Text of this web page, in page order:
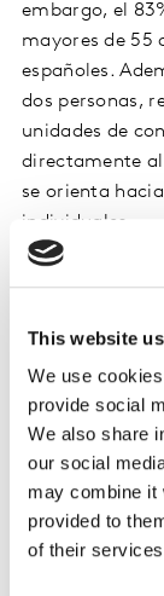
This website
We use
provide social
We also share
our social
may combine it
provided to
of their
embargo, el
mayores de 55
españoles.
dos personas,
unidades de
directamente
se orienta
individuales.
Productos
las
variedades
lideran el
representa el
el 27% y la
como el
crecimiento